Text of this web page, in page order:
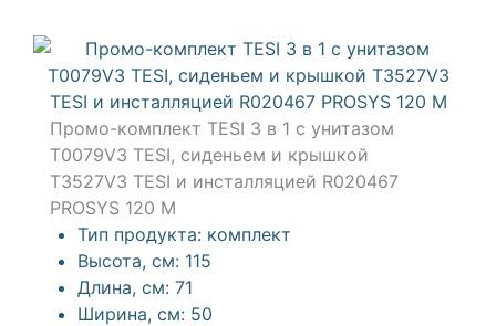
Промо-комплект TESI 3 в 1 с унитазом
T0079V3 TESI, сиденьем и крышкой
T3527V3 TESI и инсталляцией R020467
PROSYS 120 M
Тип продукта: комплект
Высота, см: 115
Длина, см: 71
Ширина, см: 50